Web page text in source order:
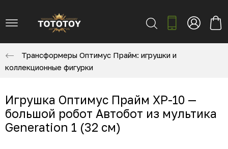
Трансформеры Оптимус Прайм: игрушки и
коллекционные фигурки
Игрушка Оптимус Прайм XP-10 —
большой робот Автобот из мультика
Generation 1 (32 см)